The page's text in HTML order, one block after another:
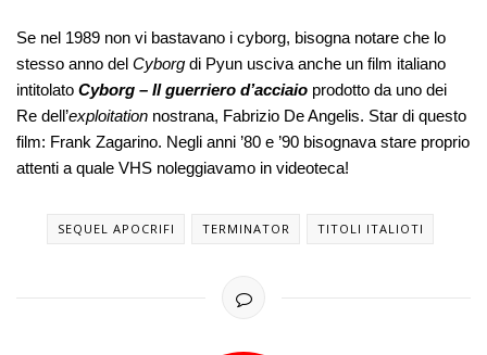
Se nel 1989 non vi bastavano i cyborg, bisogna notare che lo
stesso anno del Cyborg di Pyun usciva anche un film italiano
intitolato Cyborg – Il guerriero d’acciaio prodotto da uno dei
Re dell’exploitation nostrana, Fabrizio De Angelis. Star di questo
film: Frank Zagarino. Negli anni ’80 e ’90 bisognava stare proprio
attenti a quale VHS noleggiavamo in videoteca!
SEQUEL APOCRIFI TERMINATOR TITOLI ITALIOTI